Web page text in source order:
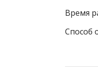
Время
Способ